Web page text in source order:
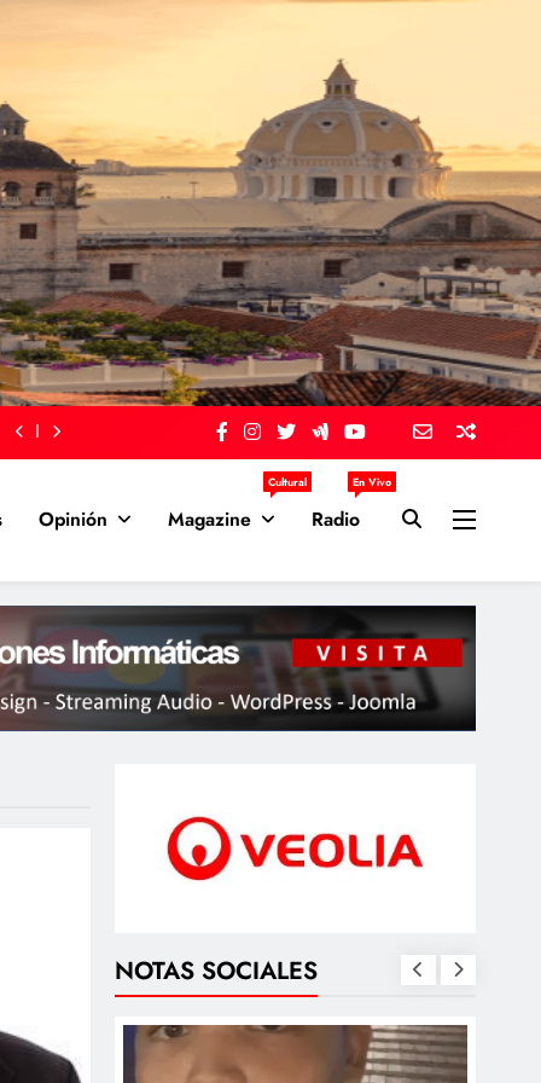
Opinión Magazine
Cultural
Radio
En Vivo
NOTAS SOCIALES